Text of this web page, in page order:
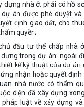
dựng nhà ở: phải có hồ
án được phê duyệt và
định giao đất, cho
quyền;
đầu tư thế chấp nhà
trong dự án: ngoài
kế kỹ thuật của dự án
nhận hoặc quyết
nhà nước có thẩm
diện đã xây dựng
pháp luật về xây dựng